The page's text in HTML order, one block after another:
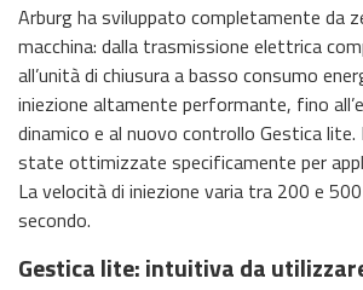
Arburg ha sviluppato completamente da
macchina: dalla trasmissione elettrica
all’unità di chiusura a basso consumo
iniezione altamente performante, fino
dinamico e al nuovo controllo Gestica
state ottimizzate specificamente per
La velocità di iniezione varia tra 200 e
secondo.
Gestica lite: intuitiva da